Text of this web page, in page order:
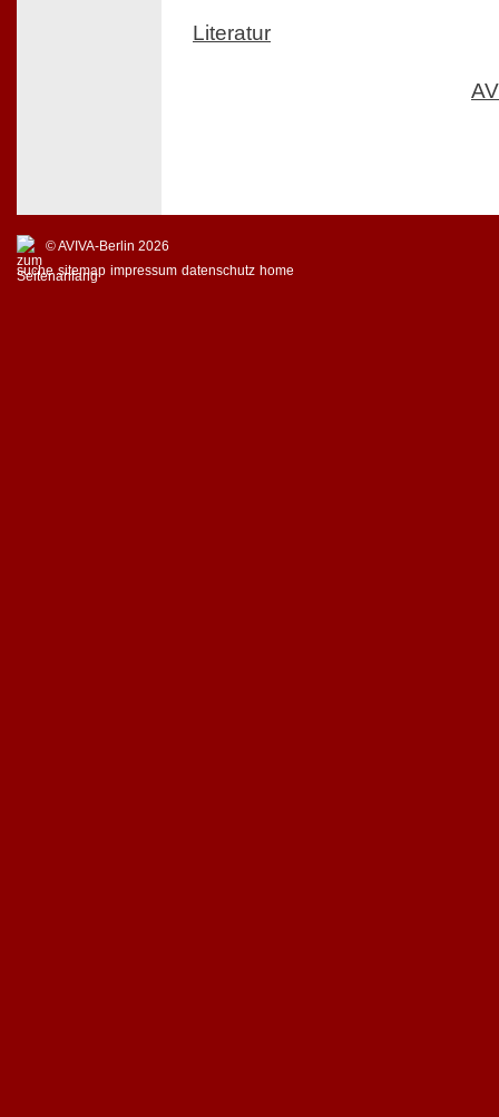
Literatur
© AVIVA-Berlin 2026
suche sitemap impressum datenschutz home